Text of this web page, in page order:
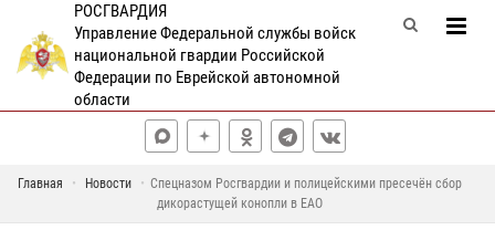
РОСГВАРДИЯ
Управление Федеральной службы войск
национальной гвардии Российской
Федерации по Еврейской автономной
области
Главная Новости
Спецназом Росгвардии и полицейскими пресечён сбор
дикорастущей конопли в ЕАО